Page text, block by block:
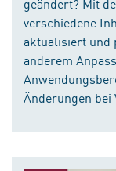
verschiedene
aktualisiert und
anderem
Änderungen bei